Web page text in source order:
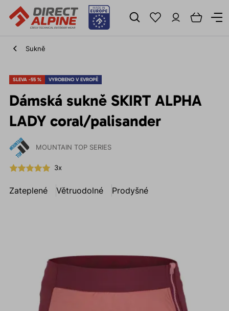
Sukně
SLEVA -55 % VYROBENO V EVROPĚ
Dámská sukně SKIRT ALPHA
LADY coral/palisander
MOUNTAIN TOP SERIES
3x
Zateplené Větruodolné Prodyšné